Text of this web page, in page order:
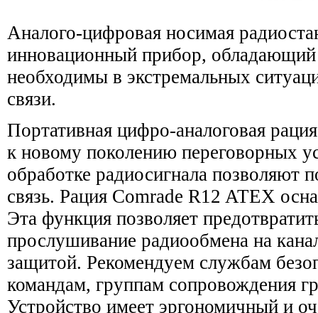
Аналого-цифровая носимая
инновационный прибор, обладающий
необходимы в экстремальных
связи.
Портативная цифро-аналоговая
к новому поколению переговорных
обработке радиосигнала позволяют
связь. Рация Comrade R12 ATEX
Эта функция позволяет
прослушивание радиообмена на
защитой. Рекомендуем службам
командам, группам сопровождения
Устройство имеет эргономичный и